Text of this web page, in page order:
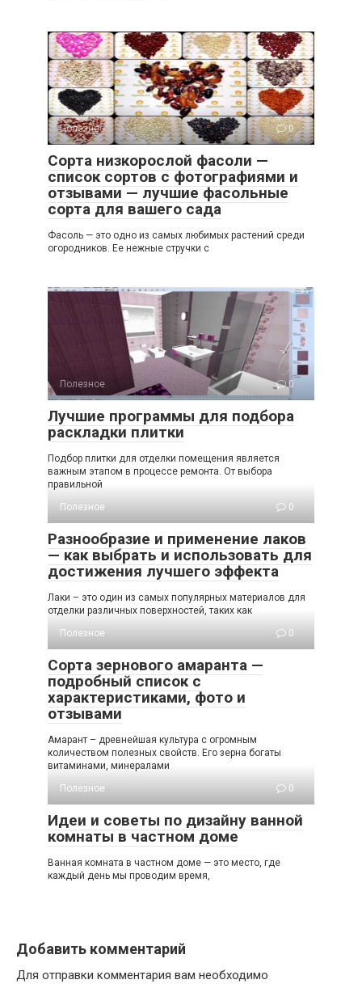
Полезное 0
Сорта низкорослой фасоли —
список сортов с фотографиями и
отзывами — лучшие фасольные
сорта для вашего сада
Фасоль — это одно из самых любимых растений среди
огородников. Ее нежные стручки с
Полезное 0
Лучшие программы для подбора
раскладки плитки
Подбор плитки для отделки помещения является
важным этапом в процессе ремонта. От выбора
правильной
Полезное
0
Разнообразие и применение лаков
— как выбрать и использовать для
достижения лучшего эффекта
Лаки – это один из самых популярных материалов для
отделки различных поверхностей, таких как
Полезное
0
Сорта зернового амаранта —
подробный список с
характеристиками, фото и
отзывами
Амарант – древнейшая культура с огромным
количеством полезных свойств. Его зерна богаты
витаминами, минералами
Полезное
0
Идеи и советы по дизайну ванной
комнаты в частном доме
Ванная комната в частном доме — это место, где
каждый день мы проводим время,
Добавить комментарий
Для отправки комментария вам необходимо